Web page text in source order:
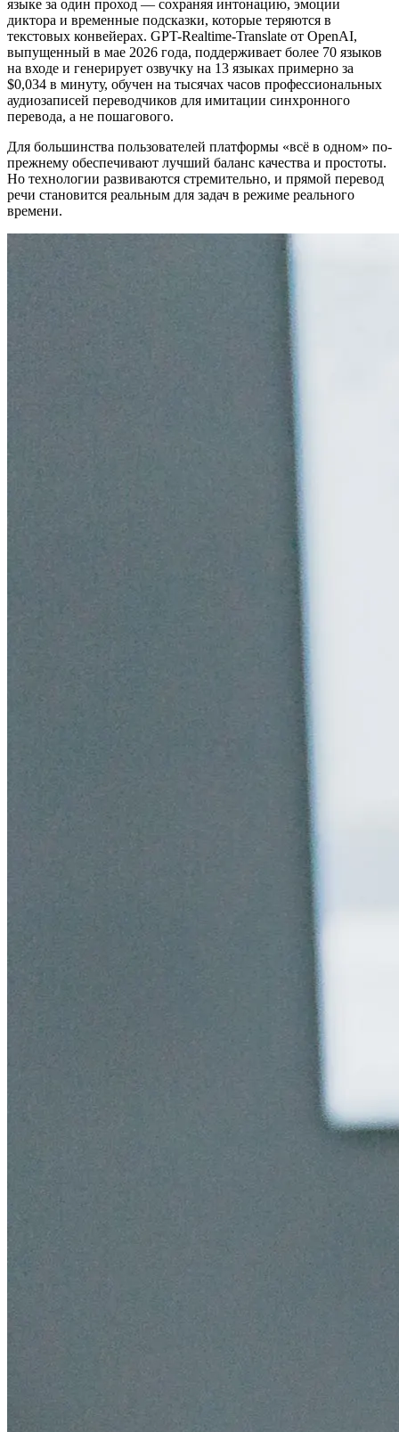
языке за один проход — сохраняя интонацию, эмоции
диктора и временные подсказки, которые теряются в
текстовых конвейерах. GPT-Realtime-Translate от OpenAI,
выпущенный в мае 2026 года, поддерживает более 70 языков
на входе и генерирует озвучку на 13 языках примерно за
$0,034 в минуту, обучен на тысячах часов профессиональных
аудиозаписей переводчиков для имитации синхронного
перевода, а не пошагового.
Для большинства пользователей платформы «всё в одном» по-
прежнему обеспечивают лучший баланс качества и простоты.
Но технологии развиваются стремительно, и прямой перевод
речи становится реальным для задач в режиме реального
времени.